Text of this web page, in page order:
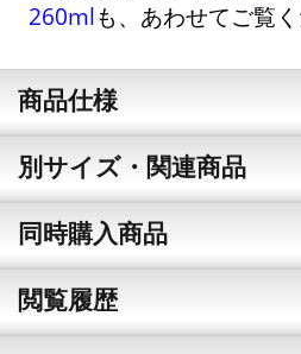
260mlも、あわせてご覧く
商品仕様
別サイズ・関連商品
同時購入商品
閲覧履歴